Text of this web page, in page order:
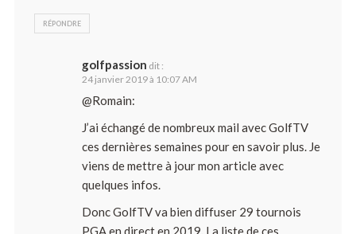
RÉPONDRE
golfpassion dit :
24 janvier 2019 à 10:07 AM
@Romain:
J’ai échangé de nombreux mail avec GolfTV
ces dernières semaines pour en savoir plus. Je
viens de mettre à jour mon article avec
quelques infos.
Donc GolfTV va bien diffuser 29 tournois
PGA en direct en 2019. La liste de ces